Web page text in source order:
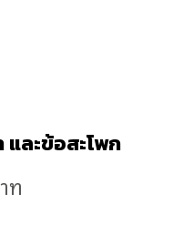
และข้อสะโพก
ท